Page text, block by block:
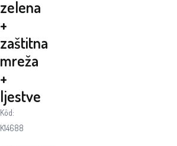
zelena
+
zaštitna
mreža
+
ljestve
Kôd:
K14688